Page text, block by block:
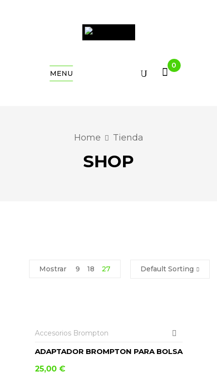
MENU
0
Home Tienda
SHOP
Default Sorting
Mostrar 9 18 27
Accesorios Brompton
ADAPTADOR BROMPTON PARA BOLSA
25,00 €